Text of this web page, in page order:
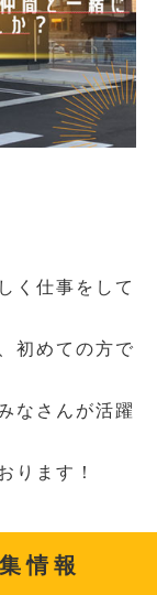
く仕事をして
初めての方で
なさんが活躍
ります！
情報